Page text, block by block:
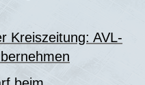
Kreiszeitung: AVL-